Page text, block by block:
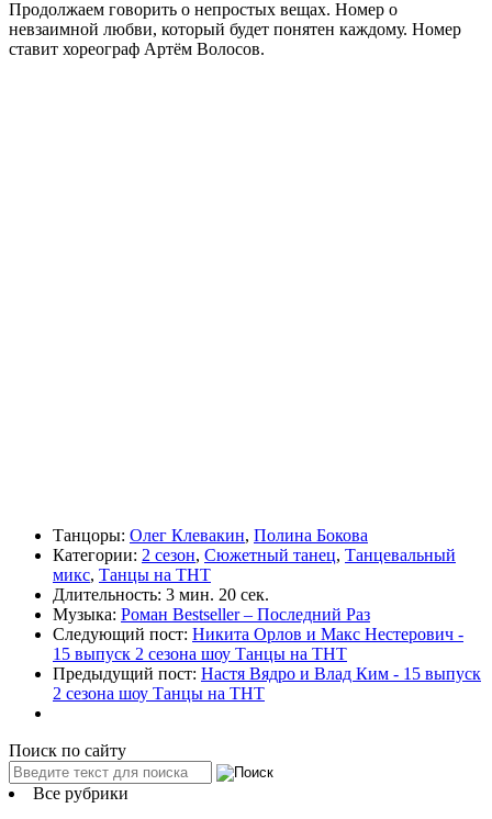
Продолжаем говорить о непростых вещах. Номер о
невзаимной любви, который будет понятен каждому. Номер
ставит хореограф Артём Волосов.
Танцоры: Олег Клевакин, Полина Бокова
Категории: 2 сезон, Сюжетный танец, Танцевальный
микс, Танцы на ТНТ
Длительность: 3 мин. 20 сек.
Музыка: Роман Bestseller – Последний Раз
Следующий пост: Никита Орлов и Макс Нестерович -
15 выпуск 2 сезона шоу Танцы на ТНТ
Предыдущий пост: Настя Вядро и Влад Ким - 15 выпуск
2 сезона шоу Танцы на ТНТ
Поиск по сайту
Все рубрики